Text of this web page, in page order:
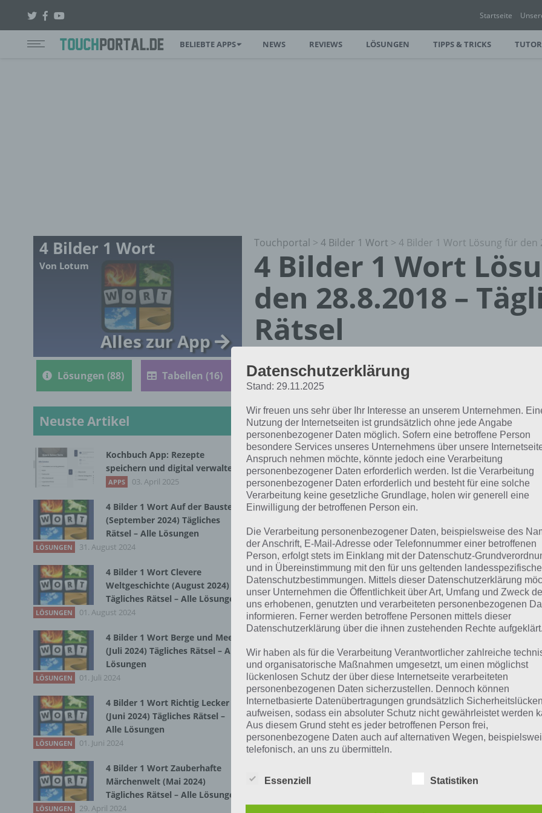
Startseite
BELIEBTE APPS NEWS REVIEWS LÖSUNGEN TIPPS & TRICKS
Touchportal > 4 Bilder 1 Wort > 4 Bilder 1 Wort Lösung für den
4 Bilder 1 Wort
den 28.8.2018 –
Rätsel
09.11.2019
Mit zahlreichen Aufgaben zum Knobeln und Üben
JETZT KOSTENLOS HERUNTERLADEN
Nachfolgend die Lösung für das tägliche Rätsel zu Marokko
1 Wort vom 28.8.2018. Wenn du dort aktuell feststeckst,
ETIKETT
Zur Übersicht der4 Bilder 1 Wort Lösungen zu Marokko im
Kurze Begriffserklärung zur Lösung Etikett
Etikett ist die Lösung für das tägliche Rätsel am 28.8.2018 in
welche Bedeutung hat dieses eigentlich und was gibt es dazu
bestimmten Lösungen präsentieren wir daher auch immer
Begriffserklärung!
Das Wort Etikett stammt aus dem Französischen und
„feststecken“. Heutzutage findet sich ein Etikett auf
oder auf dem Produkt. Dabei gibt ein Etikett Hinweise zum
meist das Logo des Produkts, den Namen des
Zutaten beinhaltet, ein Mindeshaltbarkeitsdatum oder
Zubereitungsanleitungen. Ein Etikett hilft den Verbraucher,
Werbeträger dienen.
Eine Erweiterung ist das Warensicherungsetikett, denn
4 Bilder 1 Wort
Von Lotum
Alles zur App
Lösungen (88) Tabellen (16)
Neuste Artikel
Kochbuch App: Rezepte
speichern und digital verwalten
APPS 03. April 2025
4 Bilder 1 Wort Auf der Baustelle
(September 2024) Tägliches
Rätsel – Alle Lösungen
LÖSUNGEN 31. August 2024
4 Bilder 1 Wort Clevere
Weltgeschichte (August 2024)
Tägliches Rätsel – Alle Lösungen
LÖSUNGEN 01. August 2024
4 Bilder 1 Wort Berge und Meer
(Juli 2024) Tägliches Rätsel – Alle
Lösungen
LÖSUNGEN 01. Juli 2024
4 Bilder 1 Wort Richtig Lecker
(Juni 2024) Tägliches Rätsel –
Alle Lösungen
LÖSUNGEN 01. Juni 2024
4 Bilder 1 Wort Zauberhafte
Märchenwelt (Mai 2024)
Tägliches Rätsel – Alle Lösungen
LÖSUNGEN 29. April 2024
Datenschutzerklärung
Stand: 29.11.2025
Wir freuen uns sehr über Ihr Interesse an unserem Unternehmen.
Nutzung der Internetseiten ist grundsätzlich ohne jede Angabe
personenbezogener Daten möglich. Sofern eine betroffene Person
besondere Services unseres Unternehmens über unsere
Anspruch nehmen möchte, könnte jedoch eine Verarbeitung
personenbezogener Daten erforderlich werden. Ist die Verarbeitung
personenbezogener Daten erforderlich und besteht für eine solche
Verarbeitung keine gesetzliche Grundlage, holen wir generell eine
Einwilligung der betroffenen Person ein.
Die Verarbeitung personenbezogener Daten, beispielsweise des
der Anschrift, E-Mail-Adresse oder Telefonnummer einer betroffenen
Person, erfolgt stets im Einklang mit der Datenschutz-
und in Übereinstimmung mit den für uns geltenden
Datenschutzbestimmungen. Mittels dieser Datenschutzerklärung
unser Unternehmen die Öffentlichkeit über Art, Umfang und Zweck
uns erhobenen, genutzten und verarbeiteten personenbezogenen
informieren. Ferner werden betroffene Personen mittels dieser
Datenschutzerklärung über die ihnen zustehenden Rechte aufgeklärt.
Wir haben als für die Verarbeitung Verantwortlicher zahlreiche
und organisatorische Maßnahmen umgesetzt, um einen möglichst
lückenlosen Schutz der über diese Internetseite verarbeiteten
personenbezogenen Daten sicherzustellen. Dennoch können
Internetbasierte Datenübertragungen grundsätzlich Sicherheitslücken
aufweisen, sodass ein absoluter Schutz nicht gewährleistet werden
Aus diesem Grund steht es jeder betroffenen Person frei,
personenbezogene Daten auch auf alternativen Wegen,
telefonisch, an uns zu übermitteln.
Essenziell Statistiken